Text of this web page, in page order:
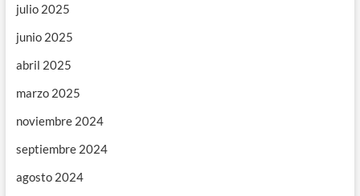
julio 2025
junio 2025
abril 2025
marzo 2025
noviembre 2024
septiembre 2024
agosto 2024